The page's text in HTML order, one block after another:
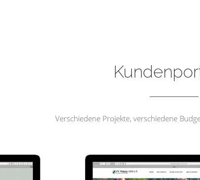
Verschiedene Projekte, verschiedene